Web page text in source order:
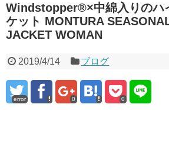
Windstopper®×中綿入りのハ
ケット MONTURA
JACKET WOMAN
2019/4/14 ブログ
error 0 0